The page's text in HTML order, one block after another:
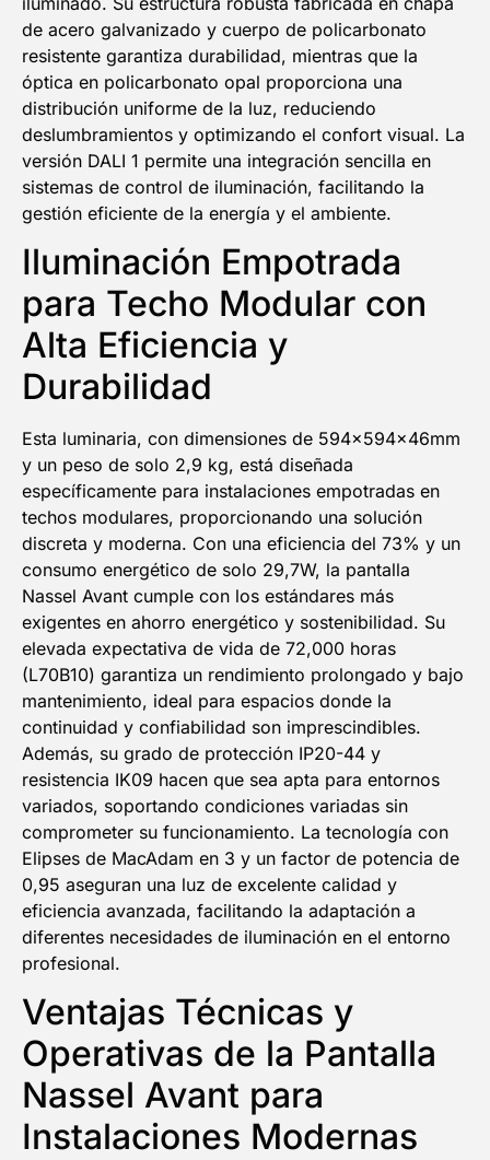
de acero galvanizado y cuerpo de policarbonato
resistente garantiza durabilidad, mientras que la
óptica en policarbonato opal proporciona una
distribución uniforme de la luz, reduciendo
deslumbramientos y optimizando el confort visual. La
versión DALI 1 permite una integración sencilla en
sistemas de control de iluminación, facilitando la
gestión eficiente de la energía y el ambiente.
Iluminación Empotrada
para Techo Modular con
Alta Eficiencia y
Durabilidad
Esta luminaria, con dimensiones de 594x594x46mm
y un peso de solo 2,9 kg, está diseñada
específicamente para instalaciones empotradas en
techos modulares, proporcionando una solución
discreta y moderna. Con una eficiencia del 73% y un
consumo energético de solo 29,7W, la pantalla
Nassel Avant cumple con los estándares más
exigentes en ahorro energético y sostenibilidad. Su
elevada expectativa de vida de 72,000 horas
(L70B10) garantiza un rendimiento prolongado y bajo
mantenimiento, ideal para espacios donde la
continuidad y confiabilidad son imprescindibles.
Además, su grado de protección IP20-44 y
resistencia IK09 hacen que sea apta para entornos
variados, soportando condiciones variadas sin
comprometer su funcionamiento. La tecnología con
Elipses de MacAdam en 3 y un factor de potencia de
0,95 aseguran una luz de excelente calidad y
eficiencia avanzada, facilitando la adaptación a
diferentes necesidades de iluminación en el entorno
profesional.
Ventajas Técnicas y
Operativas de la Pantalla
Nassel Avant para
Instalaciones Modernas